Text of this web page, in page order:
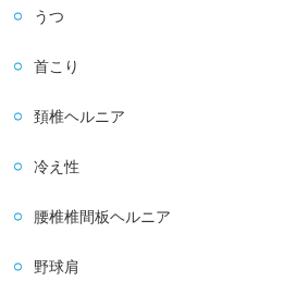
うつ
首こり
頚椎ヘルニア
冷え性
腰椎椎間板ヘルニア
野球肩